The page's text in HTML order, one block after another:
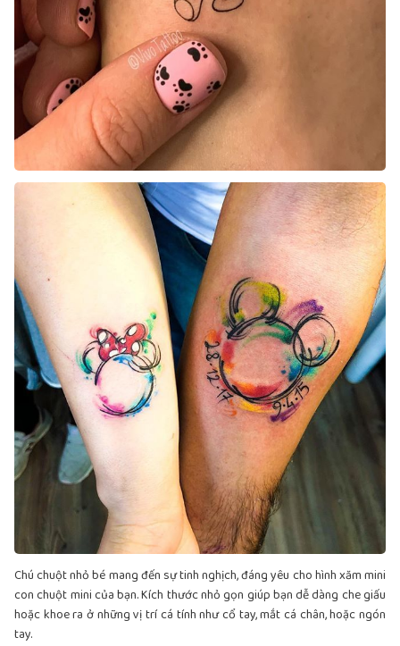
Chú chuột nhỏ bé mang đến sự tinh nghịch, đáng yêu cho hình xăm mini
con chuột mini của bạn. Kích thước nhỏ gọn giúp bạn dễ dàng che giấu
hoặc khoe ra ở những vị trí cá tính như cổ tay, mắt cá chân, hoặc ngón
tay.